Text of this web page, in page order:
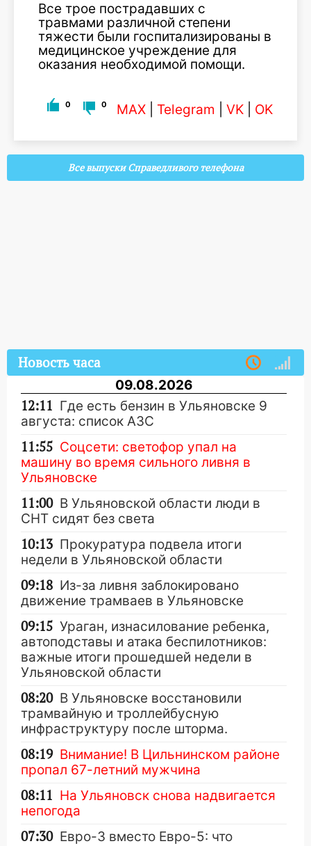
Все трое пострадавших с
травмами различной степени
тяжести были госпитализированы в
медицинское учреждение для
оказания необходимой помощи.
0 0 MAX Telegram VK OK
Все выпуски Справедливого телефона
Новость часа
09.08.2026
12:11 Где есть бензин в Ульяновске 9
августа: список АЗС
11:55 Соцсети: светофор упал на
машину во время сильного ливня в
Ульяновске
11:00 В Ульяновской области люди в
СНТ сидят без света
10:13 Прокуратура подвела итоги
недели в Ульяновской области
09:18 Из-за ливня заблокировано
движение трамваев в Ульяновске
09:15 Ураган, изнасилование ребенка,
автоподставы и атака беспилотников:
важные итоги прошедшей недели в
Ульяновской области
08:20 В Ульяновске восстановили
трамвайную и троллейбусную
инфраструктуру после шторма.
08:19 Внимание! В Цильнинском районе
пропал 67-летний мужчина
08:11 На Ульяновск снова надвигается
непогода
07:30 Евро-3 вместо Евро-5: что